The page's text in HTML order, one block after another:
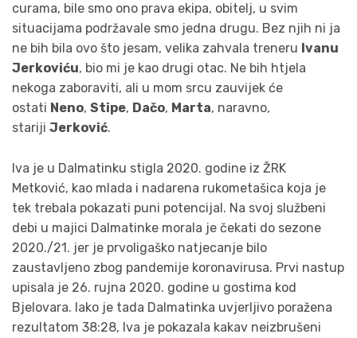
curama, bile smo ono prava ekipa, obitelj, u svim
situacijama podržavale smo jedna drugu. Bez njih ni ja
ne bih bila ovo što jesam, velika zahvala treneru Ivanu
Jerkoviću, bio mi je kao drugi otac. Ne bih htjela
nekoga zaboraviti, ali u mom srcu zauvijek će
ostati Neno, Stipe, Dačo, Marta, naravno,
stariji Jerković.
Iva je u Dalmatinku stigla 2020. godine iz ŽRK
Metković, kao mlada i nadarena rukometašica koja je
tek trebala pokazati puni potencijal. Na svoj službeni
debi u majici Dalmatinke morala je čekati do sezone
2020./21. jer je prvoligaško natjecanje bilo
zaustavljeno zbog pandemije koronavirusa. Prvi nastup
upisala je 26. rujna 2020. godine u gostima kod
Bjelovara. Iako je tada Dalmatinka uvjerljivo poražena
rezultatom 38:28, Iva je pokazala kakav neizbrušeni